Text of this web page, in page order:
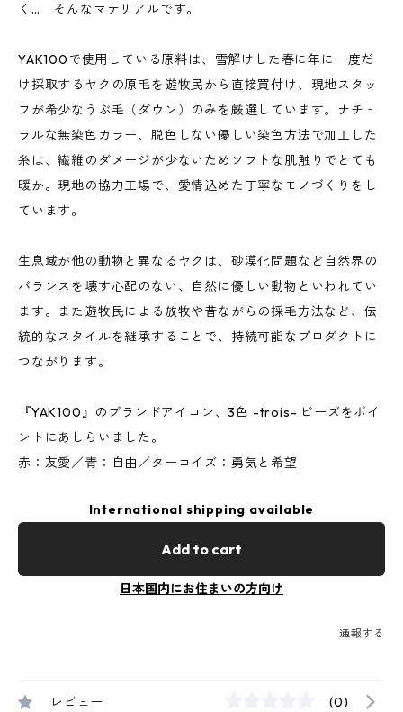
く… そんなマテリアルです。
YAK100で使用している原料は、雪解けした春に年に一度だ
け採取するヤクの原毛を遊牧民から直接買付け、現地スタッ
フが希少なうぶ毛（ダウン）のみを厳選しています。ナチュ
ラルな無染色カラー、脱色しない優しい染色方法で加工した
糸は、繊維のダメージが少ないためソフトな肌触りでとても
暖か。現地の協力工場で、愛情込めた丁寧なモノづくりをし
ています。
生息域が他の動物と異なるヤクは、砂漠化問題など自然界の
バランスを壊す心配のない、自然に優しい動物といわれてい
ます。また遊牧民による放牧や昔ながらの採毛方法など、伝
統的なスタイルを継承することで、持続可能なプロダクトに
つながります。
『YAK100』のブランドアイコン、3色 -trois- ビーズをポイ
ントにあしらいました。
赤：友愛／青：自由／ターコイズ：勇気と希望
International shipping available
Add to cart
日本国内にお住まいの方向け
通報する
レビュー (0)